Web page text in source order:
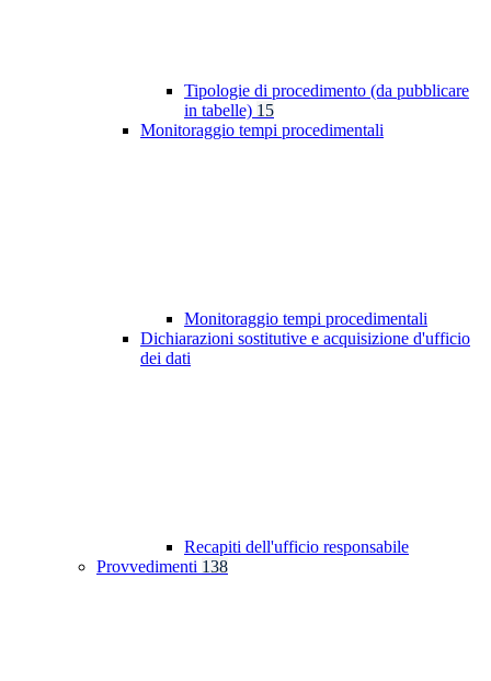
Tipologie di procedimento (da pubblicare
in tabelle) 15
Monitoraggio tempi procedimentali
Monitoraggio tempi procedimentali
Dichiarazioni sostitutive e acquisizione d'ufficio
dei dati
Recapiti dell'ufficio responsabile
Provvedimenti 138